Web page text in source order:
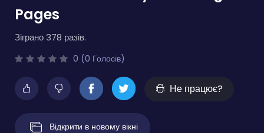
Pages
Зіграно 378 разів.
0 (0 Голосів)
Не працює?
Відкрити в новому вікні